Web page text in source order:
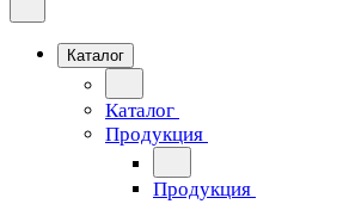
Каталог
Каталог
Продукция
Продукция